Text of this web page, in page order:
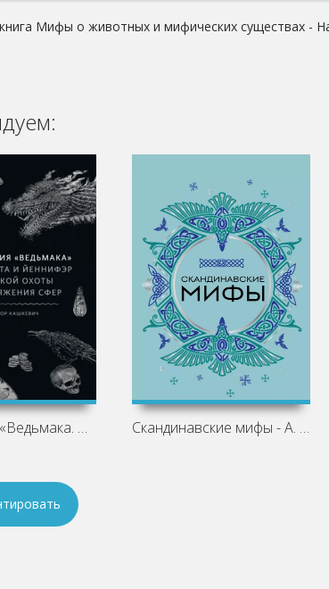
Мифы о животных и мифических существах -
Мифология «Ведьмака. От Геральта и Скандинавские мифы - А. Николаева